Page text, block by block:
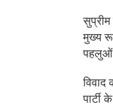
सुप्रीम
मुख्य
पहलुओं